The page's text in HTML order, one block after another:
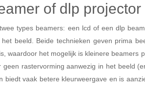
of dlp projector
types beamers: een lcd of een dlp
het beeld. Beide technieken geven prima
waardoor het mogelijk is kleinere beamers
geen rastervorming aanwezig in het beeld
biedt vaak betere kleurweergave en is